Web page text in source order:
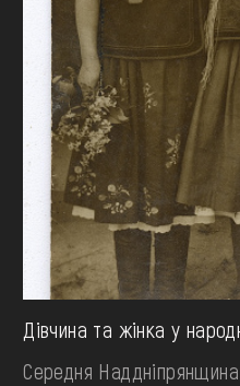
Дівчина та жінка у
Середня Наддніпрянщина